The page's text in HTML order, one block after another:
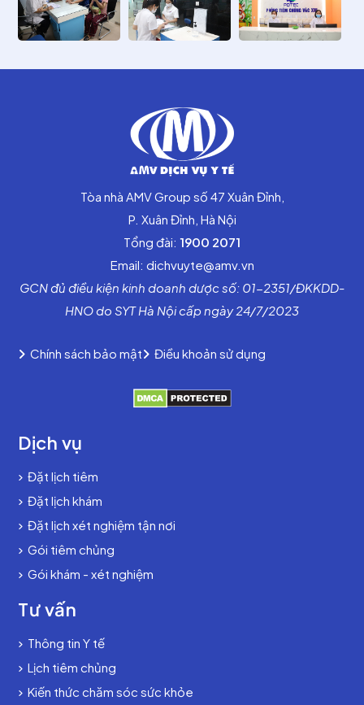
Tòa nhà AMV Group số 47 Xuân Đỉnh,
P. Xuân Đỉnh, Hà Nội
Tổng đài: 1900 2071
Email: dichvuyte@amv.vn
GCN đủ điều kiện kinh doanh dược số: 01-2351/ĐKKDD-
HNO do SYT Hà Nội cấp ngày 24/7/2023
Chính sách bảo mật Điều khoản sử dụng
Dịch vụ
Đặt lịch tiêm
Đặt lịch khám
Đặt lịch xét nghiệm tận nơi
Gói tiêm chủng
Gói khám - xét nghiệm
Tư vấn
Thông tin Y tế
Lịch tiêm chủng
Kiến thức chăm sóc sức khỏe